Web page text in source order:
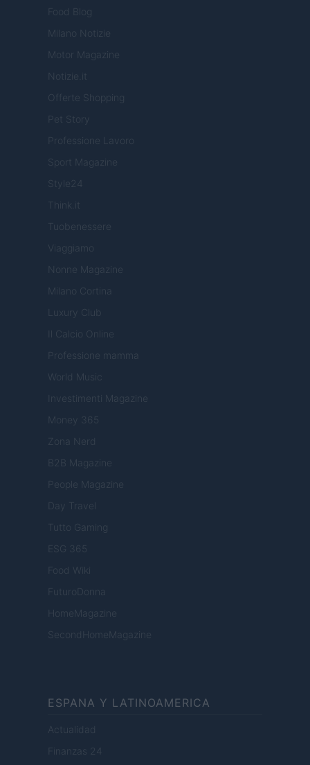
Food Blog
Milano Notizie
Motor Magazine
Notizie.it
Offerte Shopping
Pet Story
Professione Lavoro
Sport Magazine
Style24
Think.it
Tuobenessere
Viaggiamo
Nonne Magazine
Milano Cortina
Luxury Club
Il Calcio Online
Professione mamma
World Music
Investimenti Magazine
Money 365
Zona Nerd
B2B Magazine
People Magazine
Day Travel
Tutto Gaming
ESG 365
Food Wiki
FuturoDonna
HomeMagazine
SecondHomeMagazine
ESPANA Y LATINOAMERICA
Actualidad
Finanzas 24